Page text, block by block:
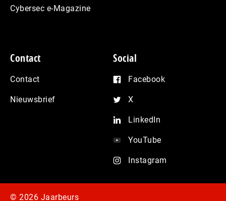
Cybersec e-Magazine
Contact
Contact
Nieuwsbrief
Social
Facebook
X
LinkedIn
YouTube
Instagram
© 2026 Jaarbeurs